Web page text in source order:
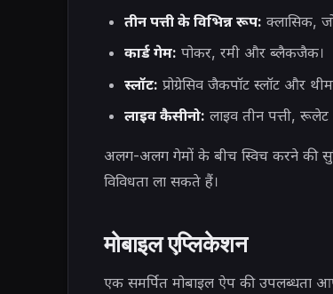
तीन पत्ती के विभिन्न रूप: क्लासिक,
कार्ड गेम: पोकर, रमी और ब्लैकजैक।
स्लॉट: प्रोग्रेसिव जैकपॉट स्लॉट और थीम
लाइव कैसीनो: लाइव तीन पत्ती,
अलग-अलग गेमों के बीच स्विच करने की
विविधता ला सकते हैं।
मोबाइल एप्लिकेशन
एक समर्पित मोबाइल ऐप की